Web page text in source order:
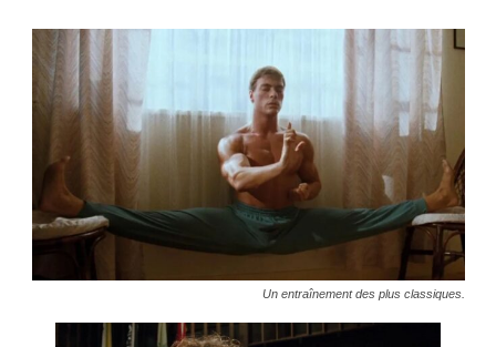
Un entraînement des plus classiques.